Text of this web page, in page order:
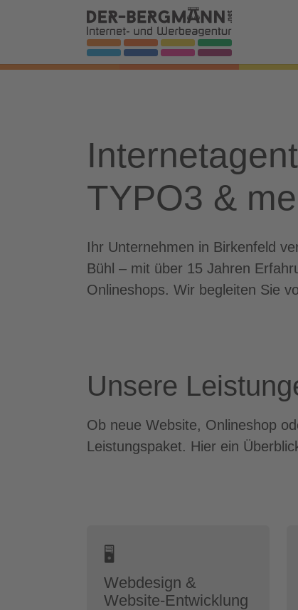
Skip to main navigation
Zum Hauptinhalt springen
Skip to page footer
TYPO3 &
Ihr Unternehmen in Birkenfeld
Bühl – mit über 15 Jahren
Onlineshops. Wir begleiten Sie
Unsere
Ob neue Website, Onlineshop
Leistungspaket. Hier ein
🖥
Webdesign &
Website-Entwicklung